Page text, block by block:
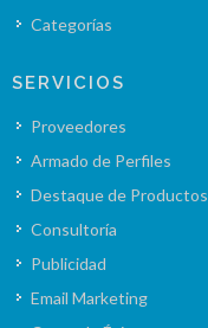
Categorías
SERVICIOS
Proveedores
Armado de Perfiles
Destaque de Productos
Consultoría
Publicidad
Email Marketing